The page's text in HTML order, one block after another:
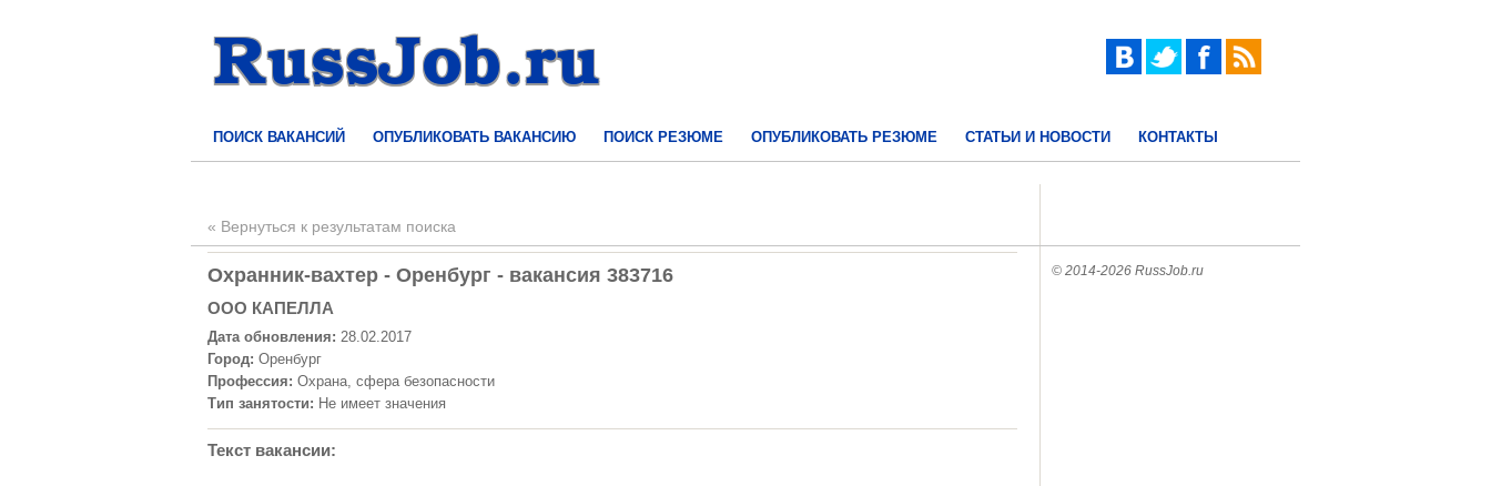
ПОИСК ВАКАНСИЙ ОПУБЛИКОВАТЬ ВАКАНСИЮ ПОИСК РЕЗЮМЕ ОПУБЛИКОВАТЬ РЕЗЮМЕ СТАТЬИ И НОВОСТИ КОНТАКТЫ
« Вернуться к результатам поиска
Охранник-вахтер - Оренбург - вакансия 383716
ООО КАПЕЛЛА
Дата обновления: 28.02.2017
Город: Оренбург
Профессия: Охрана, сфера безопасности
Тип занятости: Не имеет значения
Текст вакансии:
© 2014-2026 RussJob.ru